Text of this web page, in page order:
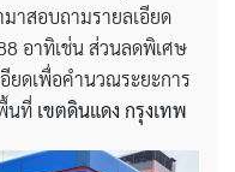
าสอบถามรายลเอียด
อาทิเช่น ส่วนลดพิเศษ
ยดเพื่อคำนวณระยะการ
นที่ เขตดินแดง กรุงเทพ